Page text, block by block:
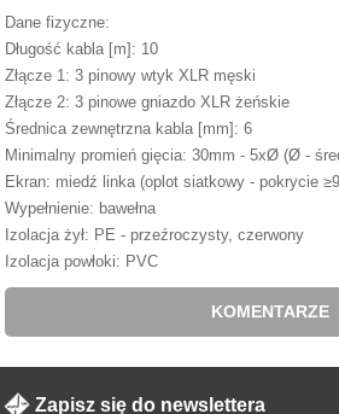
Dane fizyczne:
Długość kabla [m]: 10
Złącze 1: 3 pinowy wtyk XLR męski
Złącze 2: 3 pinowe gniazdo XLR żeńskie
Średnica zewnętrzna kabla [mm]: 6
Minimalny promień gięcia: 30mm - 5xØ (Ø -
Ekran: miedź linka (oplot siatkowy - pokrycie
Wypełnienie: bawełna
Izolacja żył: PE - przeźroczysty, czerwony
Izolacja powłoki: PVC
KOMENTARZE
Zapisz się do newslettera